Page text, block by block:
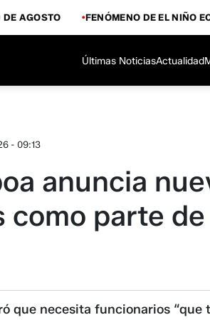
AGOSTO FENÓMENO DE EL NIÑO
Últimas NoticiasActualidad
- 09:13
anuncia
como parte
que necesita funcionarios